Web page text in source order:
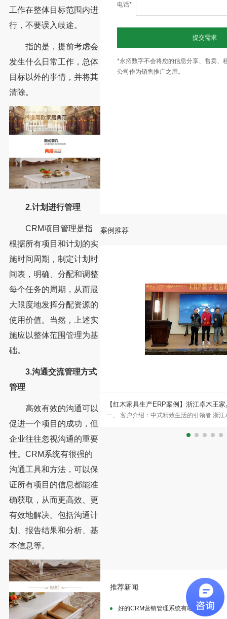
工作在整体目标范围内进
行，不要误入歧途。
指的是，提前考虑会
发生什么日常工作，总体
目标以外的事情，并将其
清除。
2.计划进行管理
CRM项目管理是指
根据所有项目和计划的实
施时间周期，制定计划时
间表，明确、分配和调整
每个任务的周期，从而最
大限度地发挥分配资源的
使用价值。当然，上述实
施应以整体范围管理为基
础。
3.沟通交流管理方式
管理
高效有效的沟通可以
促进一个项目的成功，但
企业往往忽视沟通的重要
性。CRM系统有很强的
沟通工具和方法，可以保
证所有项目的信息都能准
确获取，从而更高效、更
有效地解决。包括沟通计
划、报告结果和分析、基
本信息等。
电话*
提交需求
*永拓数字不会将您的信息分享、售卖、
公司作为销售推广之用。
案例推荐
×永拓数字：不锈钢橱柜头部
售于一体，产品线已从橱柜
【红木家具生产ERP案例】浙江卓木王
化案例
一、 客户介绍：中式精致生活的引领者 浙
推荐新闻
好的CRM营销管理系统有哪些特点